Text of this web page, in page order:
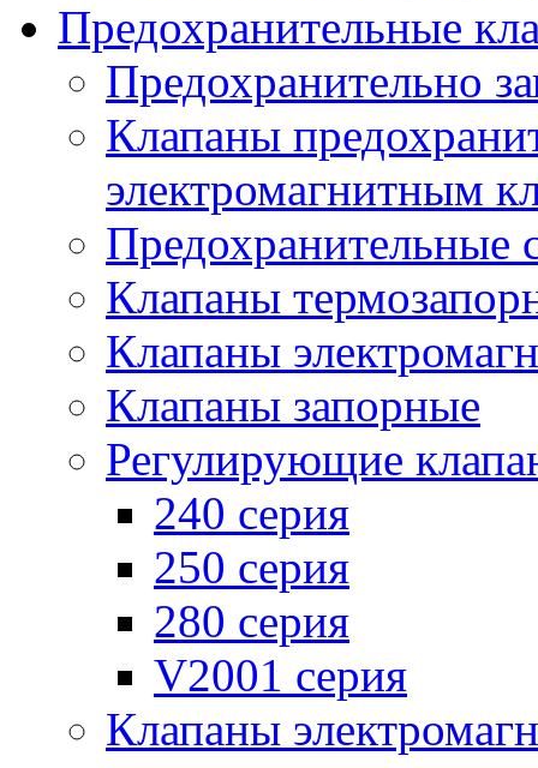
Предохранительные
Предохранительно
Клапаны
электромагнитным
Предохранительные
Клапаны
Клапаны
Клапаны запорные
Регулирующие
240 серия
250 серия
280 серия
V2001 серия
Клапаны